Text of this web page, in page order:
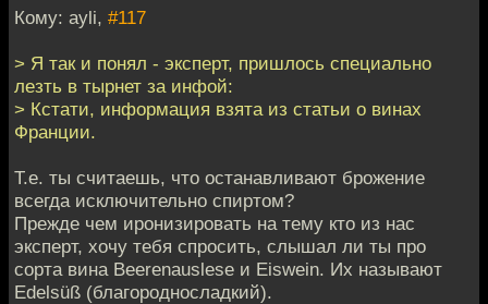
Кому: ayli, #117
> Я так и понял - эксперт, пришлось специально
лезть в тырнет за инфой:
> Кстати, информация взята из статьи о винах
Франции.
Т.е. ты считаешь, что останавливают брожение
всегда исключительно спиртом?
Прежде чем иронизировать на тему кто из нас
эксперт, хочу тебя спросить, слышал ли ты про
сорта вина Beerenauslese и Eiswein. Их называют
Edelsüß (благородносладкий).